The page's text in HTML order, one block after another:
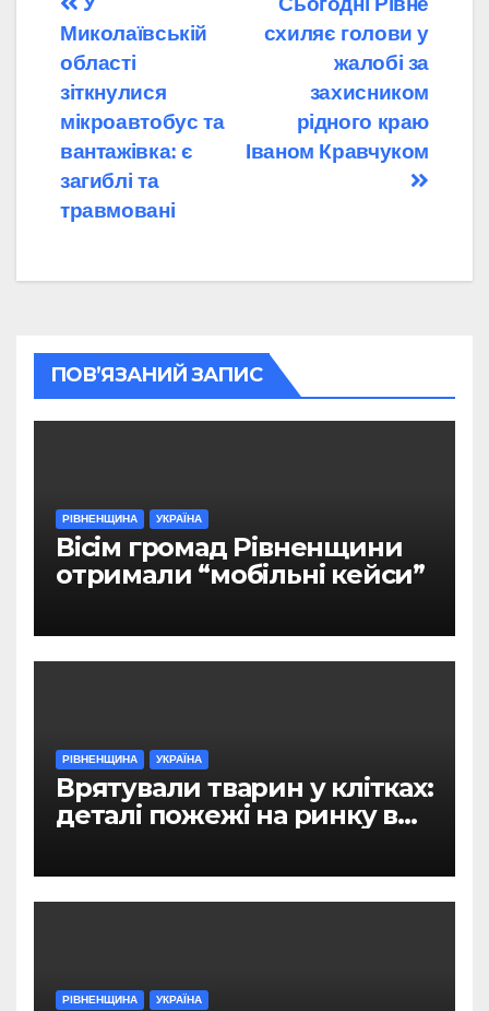
Навігація
записів
схиляє голови у
жалобі за
захисником
рідного краю
Іваном Кравчуком
Миколаївській
області
зіткнулися
мікроавтобус та
вантажівка: є
загиблі та
травмовані
ПОВ’ЯЗАНИЙ ЗАПИС
РІВНЕНЩИНА УКРАЇНА
Вісім громад Рівненщини
отримали “мобільні кейси”
РІВНЕНЩИНА УКРАЇНА
Врятували тварин у клітках:
деталі пожежі на ринку в
РІВНЕНЩИНА УКРАЇНА